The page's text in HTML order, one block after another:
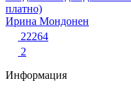
платно)
Ирина Мондонен
22264
2
Информация